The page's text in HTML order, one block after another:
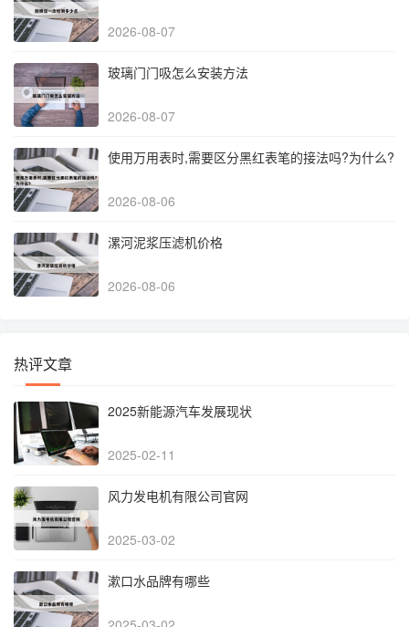
2026-08-07
玻璃门门吸怎么安装方法
2026-08-07
使用万用表时,需要区分黑红表笔的接法吗?为什么?
2026-08-06
漯河泥浆压滤机价格
2026-08-06
热评文章
2025新能源汽车发展现状
2025-02-11
风力发电机有限公司官网
2025-03-02
漱口水品牌有哪些